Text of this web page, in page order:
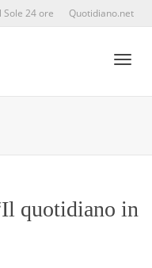
Sole 24 ore Quotidiano.net
quotidiano in